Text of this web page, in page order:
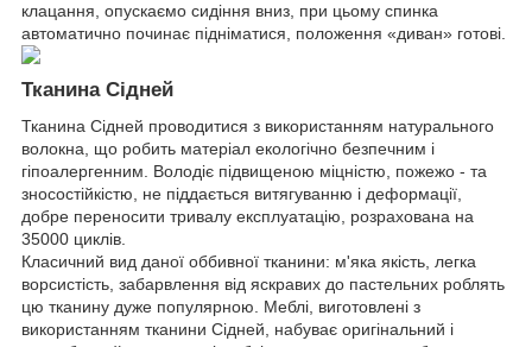
клацання, опускаємо сидіння вниз, при цьому спинка
автоматично починає підніматися, положення «диван» готові.
Тканина Сідней
Тканина Сідней проводитися з використанням натурального
волокна, що робить матеріал екологічно безпечним і
гіпоалергенним. Володіє підвищеною міцністю, пожежо - та
зносостійкістю, не піддається витягуванню і деформації,
добре переносити тривалу експлуатацію, розрахована на
35000 циклів.
Класичний вид даної оббивної тканини: м'яка якість, легка
ворсистість, забарвлення від яскравих до пастельних роблять
цю тканину дуже популярною. Меблі, виготовлені з
використанням тканини Сідней, набуває оригінальний і